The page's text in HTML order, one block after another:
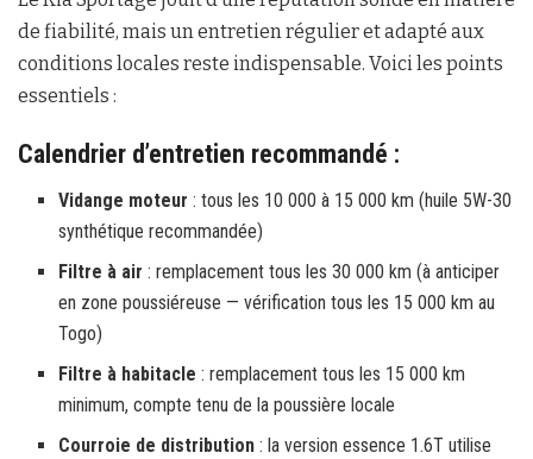
de fiabilité, mais un entretien régulier et adapté aux
conditions locales reste indispensable. Voici les points
essentiels :
Calendrier d’entretien recommandé :
Vidange moteur : tous les 10 000 à 15 000 km (huile 5W-30
synthétique recommandée)
Filtre à air : remplacement tous les 30 000 km (à anticiper
en zone poussiéreuse — vérification tous les 15 000 km au
Togo)
Filtre à habitacle : remplacement tous les 15 000 km
minimum, compte tenu de la poussière locale
Courroie de distribution : la version essence 1.6T utilise